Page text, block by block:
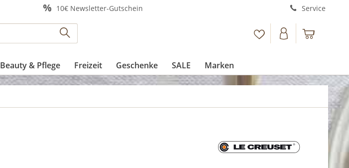
10€ Newsletter-Gutschein Service
Beauty & Pflege Freizeit Geschenke SALE Marken